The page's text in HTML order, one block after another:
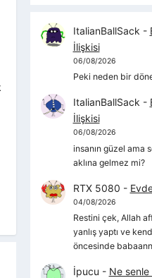
ItalianBallSack -
İlişkisi
06/08/2026
Peki neden bir
ItalianBallSack -
İlişkisi
06/08/2026
insanın güzel ama
aklına gelmez mi?
RTX 5080 -
04/08/2026
Restini çek, Allah
yanlış yaptı ve
öncesinde
İpucu - Ne senle